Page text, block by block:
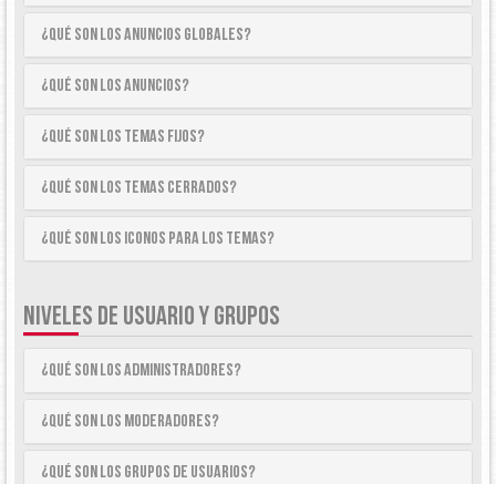
¿Qué son los anuncios globales?
¿Qué son los anuncios?
¿Qué son los temas fijos?
¿Qué son los temas cerrados?
¿Qué son los iconos para los temas?
NIVELES DE USUARIO Y GRUPOS
¿Qué son los Administradores?
¿Qué son los Moderadores?
¿Qué son los Grupos de Usuarios?